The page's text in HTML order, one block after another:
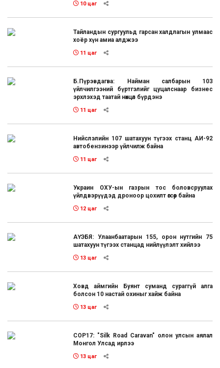
10 цаг
Тайландын сургуульд гарсан халдлагын улмаас
хоёр хүн амиа алджээ
11 цаг
Б.Пүрэвдагва: Найман салбарын 103
үйлчилгээний бүртгэлийг цуцалснаар бизнес
эрхлэхэд таатай нөхцөл бүрдэнэ
11 цаг
Нийслэлийн 107 шатахуун түгээх станц АИ-92
автобензинээр үйлчилж байна
11 цаг
Украин ОХУ-ын газрын тос боловсруулах
үйлдвэрүүдэд дроноор цохилт өгсөөр байна
12 цаг
АҮЭБЯ: Улаанбаатарын 155, орон нутгийн 75
шатахуун түгээх станцад нийлүүлэлт хийлээ
13 цаг
Ховд аймгийн Буянт суманд сураггүй алга
болсон 10 настай охиныг хайж байна
13 цаг
COP17: "Silk Road Caravan" олон улсын аялал
Монгол Улсад ирлээ
13 цаг